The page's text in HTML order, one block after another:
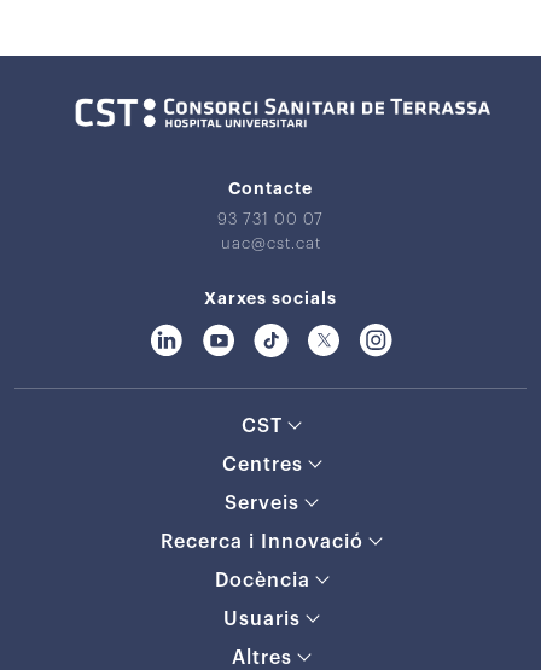
Contacte
93 731 00 07
uac@cst.cat
Xarxes socials
CST
Centres
Serveis
Recerca i Innovació
Docència
Usuaris
Altres